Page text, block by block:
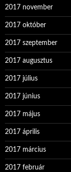
2017 november
2017 október
2017 szeptember
2017 augusztus
2017 július
2017 június
2017 május
2017 április
2017 március
2017 február